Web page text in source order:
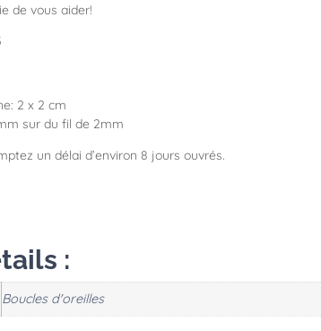
de vous aider!
2 x 2 cm
sur du fil de 2mm
un délai d’environ 8 jours ouvrés.
:
Boucles d'oreilles